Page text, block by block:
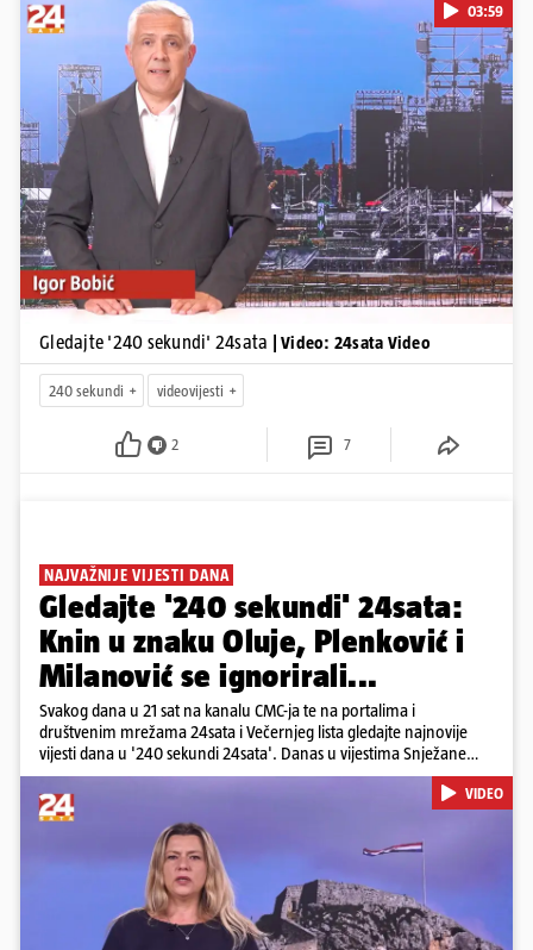
Pokretanje videa...
03:59
Gledajte '240 sekundi' 24sata | Video: 24sata Video
240 sekundi videovijesti
2 7
NAJVAŽNIJE VIJESTI DANA
Gledajte '240 sekundi' 24sata:
Knin u znaku Oluje, Plenković i
Milanović se ignorirali...
Svakog dana u 21 sat na kanalu CMC-ja te na portalima i
društvenim mrežama 24sata i Večernjeg lista gledajte najnovije
vijesti dana u '240 sekundi 24sata'. Danas u vijestima Snježane
Krnetić: Hrvatska je obilježila 31. obljetnicu Oluje, a pažnju je
privuklo ignoriranje predsjednika Zorana Milanovića i premijera
Andreja Plenkovića u Kninu. Donosimo i detalje o većim
braniteljskim mirovinama, apelu obitelji Hrvata u komi u Irskoj,
upozorenjima nakon nove tragedije na električnom romobilu te
smanjenju proizvodnje u nuklearnoj elektrani Krško.
Pokretanje videa...
VIDEO